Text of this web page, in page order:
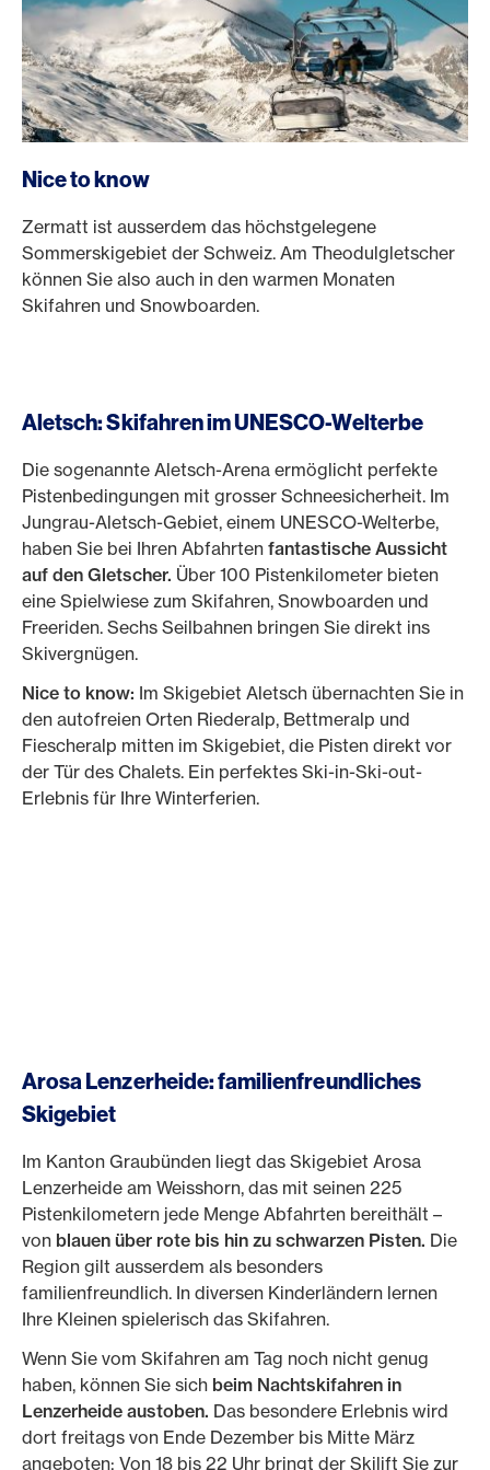
Nice to know
Zermatt ist ausserdem das höchstgelegene
Sommerskigebiet der Schweiz. Am Theodulgletscher
können Sie also auch in den warmen Monaten
Skifahren und Snowboarden.
Aletsch: Skifahren im UNESCO-Welterbe
Die sogenannte Aletsch-Arena ermöglicht perfekte
Pistenbedingungen mit grosser Schneesicherheit. Im
Jungrau-Aletsch-Gebiet, einem UNESCO-Welterbe,
haben Sie bei Ihren Abfahrten fantastische Aussicht
auf den Gletscher. Über 100 Pistenkilometer bieten
eine Spielwiese zum Skifahren, Snowboarden und
Freeriden. Sechs Seilbahnen bringen Sie direkt ins
Skivergnügen.
Nice to know: Im Skigebiet Aletsch übernachten Sie in
den autofreien Orten Riederalp, Bettmeralp und
Fiescheralp mitten im Skigebiet, die Pisten direkt vor
der Tür des Chalets. Ein perfektes Ski-in-Ski-out-
Erlebnis für Ihre Winterferien.
Arosa Lenzerheide: familienfreundliches
Skigebiet
Im Kanton Graubünden liegt das Skigebiet Arosa
Lenzerheide am Weisshorn, das mit seinen 225
Pistenkilometern jede Menge Abfahrten bereithält –
von blauen über rote bis hin zu schwarzen Pisten. Die
Region gilt ausserdem als besonders
familienfreundlich. In diversen Kinderländern lernen
Ihre Kleinen spielerisch das Skifahren.
Wenn Sie vom Skifahren am Tag noch nicht genug
haben, können Sie sich beim Nachtskifahren in
Lenzerheide austoben. Das besondere Erlebnis wird
dort freitags von Ende Dezember bis Mitte März
angeboten: Von 18 bis 22 Uhr bringt der Skilift Sie zur